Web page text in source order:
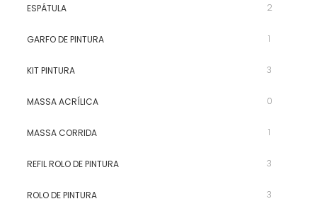
ESPÁTULA 2
GARFO DE PINTURA 1
KIT PINTURA 3
MASSA ACRÍLICA 0
MASSA CORRIDA 1
REFIL ROLO DE PINTURA 3
ROLO DE PINTURA 3